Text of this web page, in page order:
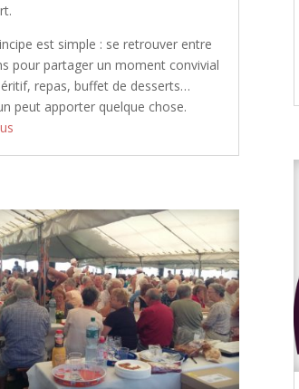
est simple : se retrouver entre
pour partager un moment convivial
repas, buffet de desserts…
peut apporter quelque chose.